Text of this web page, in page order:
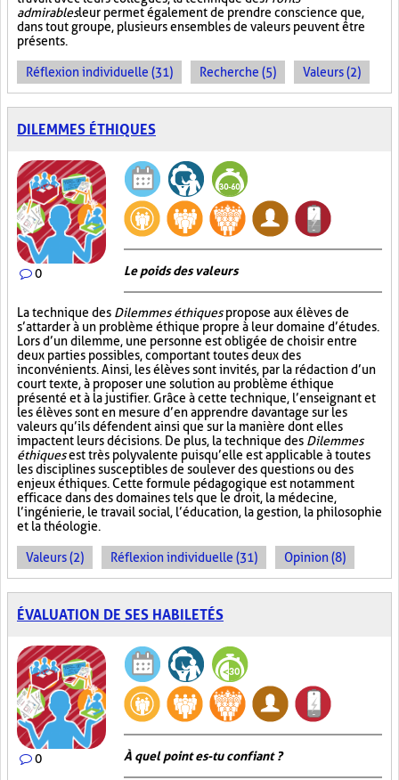
admirablesleur permet également de prendre conscience que,
dans tout groupe, plusieurs ensembles de valeurs peuvent être
présents.
Réflexion individuelle (31) Recherche (5) Valeurs (2)
DILEMMES ÉTHIQUES
0 Le poids des valeurs
La technique des Dilemmes éthiquespropose aux élèves de
s’attarder à un problème éthique propre à leur domaine d’études.
Lors d’un dilemme, une personne est obligée de choisir entre
deux parties possibles, comportant toutes deux des
inconvénients. Ainsi, les élèves sont invités, par la rédaction d’un
court texte, à proposer une solution au problème éthique
présenté et à la justifier. Grâce à cette technique, l’enseignant et
les élèves sont en mesure d’en apprendre davantage sur les
valeurs qu’ils défendent ainsi que sur la manière dont elles
impactent leurs décisions. De plus, la technique des Dilemmes
éthiquesest très polyvalente puisqu’elle est applicable à toutes
les disciplines susceptibles de soulever des questions ou des
enjeux éthiques. Cette formule pédagogique est notamment
efficace dans des domaines tels que le droit, la médecine,
l’ingénierie, le travail social, l’éducation, la gestion, la philosophie
et la théologie.
Valeurs (2) Réflexion individuelle (31) Opinion (8)
ÉVALUATION DE SES HABILETÉS
0 À quel point es-tu confiant ?